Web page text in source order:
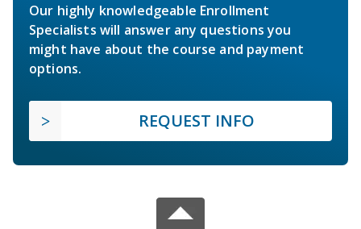
Our highly knowledgeable Enrollment
Specialists will answer any questions you
might have about the course and payment
options.
REQUEST INFO